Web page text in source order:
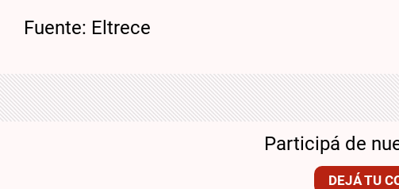
Fuente: Eltrece
Participá de
DEJÁ TU